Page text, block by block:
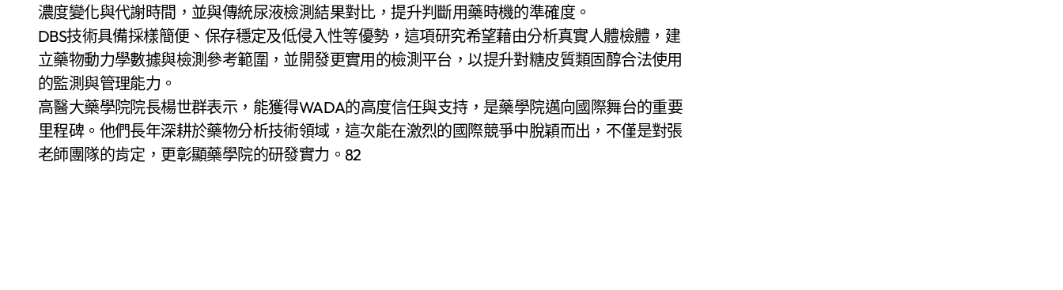
濃度變化與代謝時間，並與傳統尿液檢測結果對比，提升判斷用藥時機的準確度。
DBS技術具備採樣簡便、保存穩定及低侵入性等優勢，這項研究希望藉由分析真實人體檢體，建
立藥物動力學數據與檢測參考範圍，並開發更實用的檢測平台，以提升對糖皮質類固醇合法使用
的監測與管理能力。
高醫大藥學院院長楊世群表示，能獲得WADA的高度信任與支持，是藥學院邁向國際舞台的重要
里程碑。他們長年深耕於藥物分析技術領域，這次能在激烈的國際競爭中脫穎而出，不僅是對張
老師團隊的肯定，更彰顯藥學院的研發實力。82